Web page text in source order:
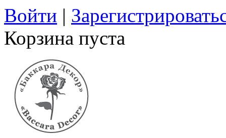
Войти |
Корзина пуста